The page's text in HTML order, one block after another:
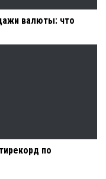
валюты: что
по